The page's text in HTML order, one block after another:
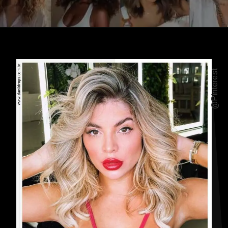
@Pinterest